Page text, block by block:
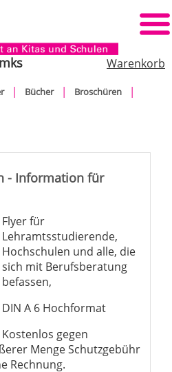
Warenkorb
Bücher
Broschüren
- Information für
Flyer für
Lehramtsstudierende,
Hochschulen und alle, die
sich mit Berufsberatung
befassen,
DIN A 6 Hochformat
Kostenlos gegen
Menge Schutzgebühr
Rechnung.